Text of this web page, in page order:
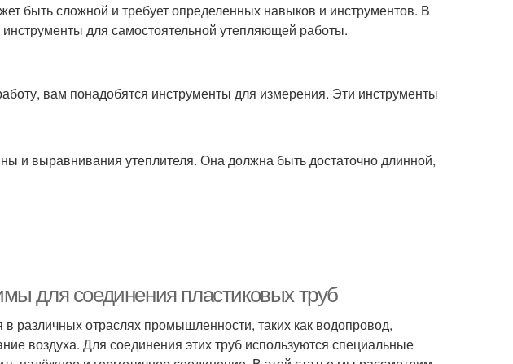
быть сложной и требует определенных навыков и инструментов. В
для самостоятельной утепляющей работы.
вам понадобятся инструменты для измерения. Эти инструменты
и выравнивания утеплителя. Она должна быть достаточно длинной,
для соединения пластиковых труб
различных отраслях промышленности, таких как водопровод,
воздуха. Для соединения этих труб используются специальные